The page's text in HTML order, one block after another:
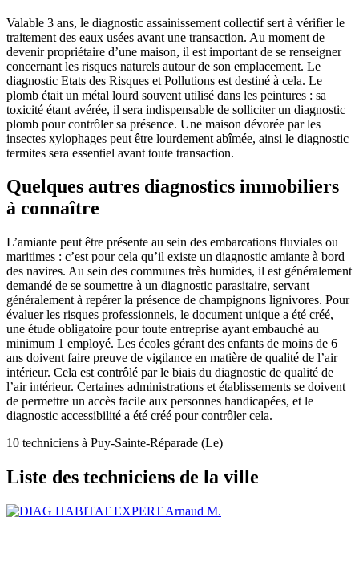
Valable 3 ans, le diagnostic assainissement collectif sert à vérifier le
traitement des eaux usées avant une transaction. Au moment de
devenir propriétaire d’une maison, il est important de se renseigner
concernant les risques naturels autour de son emplacement. Le
diagnostic Etats des Risques et Pollutions est destiné à cela. Le
plomb était un métal lourd souvent utilisé dans les peintures : sa
toxicité étant avérée, il sera indispensable de solliciter un diagnostic
plomb pour contrôler sa présence. Une maison dévorée par les
insectes xylophages peut être lourdement abîmée, ainsi le diagnostic
termites sera essentiel avant toute transaction.
Quelques autres diagnostics immobiliers
à connaître
L’amiante peut être présente au sein des embarcations fluviales ou
maritimes : c’est pour cela qu’il existe un diagnostic amiante à bord
des navires. Au sein des communes très humides, il est généralement
demandé de se soumettre à un diagnostic parasitaire, servant
généralement à repérer la présence de champignons lignivores. Pour
évaluer les risques professionnels, le document unique a été créé,
une étude obligatoire pour toute entreprise ayant embauché au
minimum 1 employé. Les écoles gérant des enfants de moins de 6
ans doivent faire preuve de vigilance en matière de qualité de l’air
intérieur. Cela est contrôlé par le biais du diagnostic de qualité de
l’air intérieur. Certaines administrations et établissements se doivent
de permettre un accès facile aux personnes handicapées, et le
diagnostic accessibilité a été créé pour contrôler cela.
10 techniciens à Puy-Sainte-Réparade (Le)
Liste des techniciens de la ville
Arnaud M.